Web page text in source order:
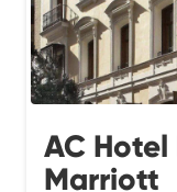
AC
Marriott